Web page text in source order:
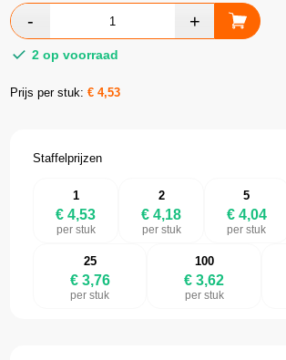
2 op voorraad
Prijs per stuk:€4,53
Staffelprijzen
1
€ 4,53
per stuk
2
€ 4,18
per stuk
5
€ 4,04
per stuk
25
€ 3,76
per stuk
100
€ 3,62
per stuk